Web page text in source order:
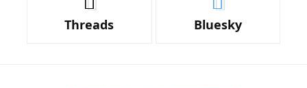
Threads Bluesky